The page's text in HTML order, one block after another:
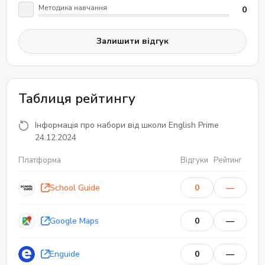
корисним для тих, хто планує використовувати мову
у професійній сфері. У відгуках згадується, що курси
дуже гнучкі та підходять для студентів з різним
графіком.
Таким чином, ProSpeaker Online Language Centre
пропонує високоякісне та гнучке навчання, яке
підходить для всіх, хто хоче ефективно вивчати
англійську мову.
0
Методика навчання 0
Залишити відгук
Таблиця рейтингу
Інформація про набори від школи English Prime
24.12.2024
Платформа Відгуки Рейтинг
School Guide 0 —
Google Maps 0 —
Enguide 0 —